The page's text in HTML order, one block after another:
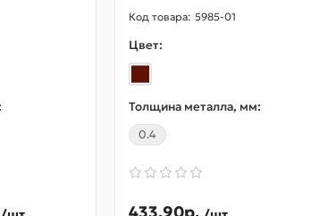
5985-01
Цвет:
Толщина металла, мм:
0.4